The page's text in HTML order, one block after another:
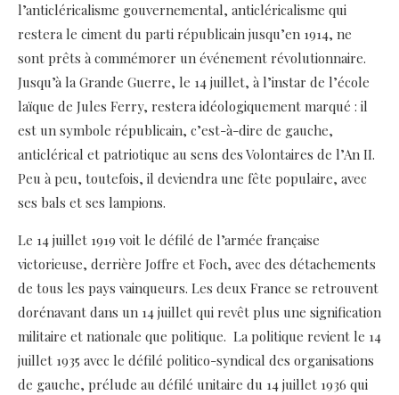
l’anticléricalisme gouvernemental, anticléricalisme qui
restera le ciment du parti républicain jusqu’en 1914, ne
sont prêts à commémorer un événement révolutionnaire.
Jusqu’à la Grande Guerre, le 14 juillet, à l’instar de l’école
laïque de Jules Ferry, restera idéologiquement marqué : il
est un symbole républicain, c’est-à-dire de gauche,
anticlérical et patriotique au sens des Volontaires de l’An II.
Peu à peu, toutefois, il deviendra une fête populaire, avec
ses bals et ses lampions.
Le 14 juillet 1919 voit le défilé de l’armée française
victorieuse, derrière Joffre et Foch, avec des détachements
de tous les pays vainqueurs. Les deux France se retrouvent
dorénavant dans un 14 juillet qui revêt plus une signification
militaire et nationale que politique. La politique revient le 14
juillet 1935 avec le défilé politico-syndical des organisations
de gauche, prélude au défilé unitaire du 14 juillet 1936 qui